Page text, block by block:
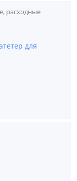
расходные
для